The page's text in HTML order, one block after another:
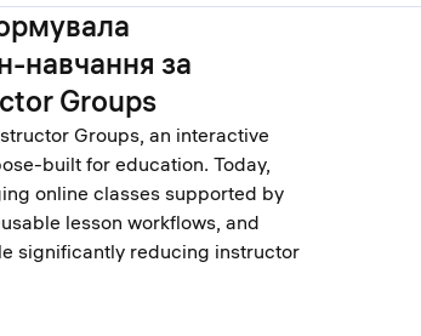
навчання за
Groups
Groups, an interactive
built for education. Today,
online classes supported by
lesson workflows, and
significantly reducing instructor